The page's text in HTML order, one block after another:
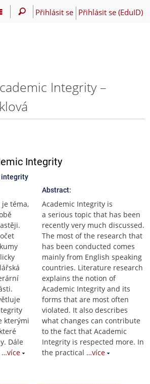
Přihlásit se Přihlásit se (EduID)
Integrity –
Integrity
integrity
téma,
kterými
Dále
…více
Abstract:
Academic Integrity is
a serious topic that has been
recently very much discussed.
The most of the research that
has been conducted comes
mainly from English speaking
countries. Literature research
explains the notion of
Academic Integrity and its
forms that are most often
violated. It also describes
what changes can contribute
to the fact that Academic
Integrity is respected more. In
the practical …více